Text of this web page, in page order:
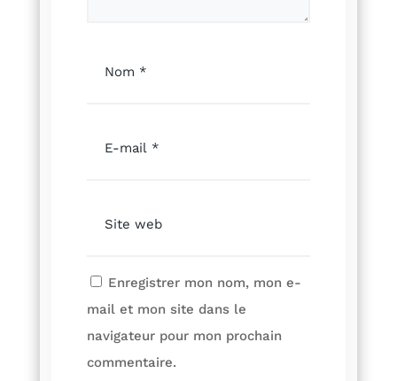
Enregistrer mon nom, mon e-
mail et mon site dans le
navigateur pour mon prochain
commentaire.